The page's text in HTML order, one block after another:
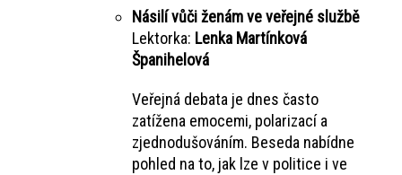
Násilí vůči ženám ve veřejné službě
Lektorka: Lenka Martínková
Španihelová
Veřejná debata je dnes často
zatížena emocemi, polarizací a
zjednodušováním. Beseda nabídne
pohled na to, jak lze v politice i ve